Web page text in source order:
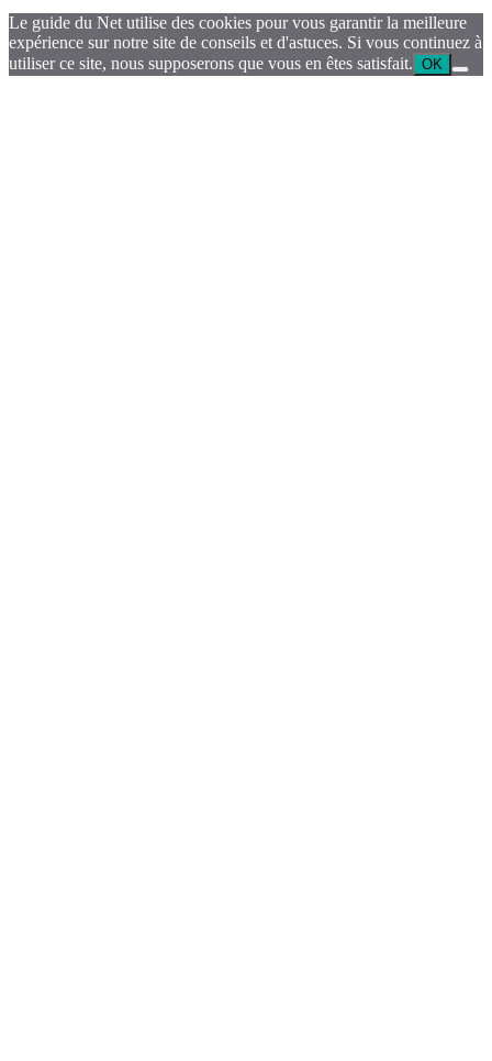
Le guide du Net utilise des cookies pour vous garantir la meilleure
expérience sur notre site de conseils et d'astuces. Si vous continuez à
utiliser ce site, nous supposerons que vous en êtes satisfait. OK